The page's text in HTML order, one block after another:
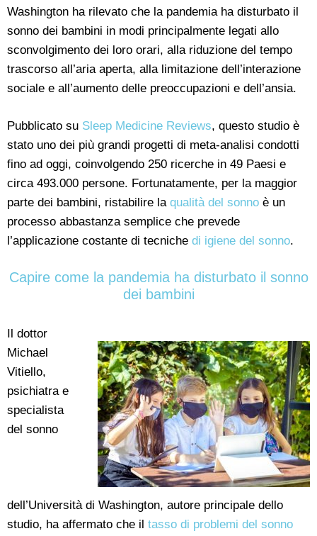
Washington ha rilevato che la pandemia ha disturbato il
sonno dei bambini in modi principalmente legati allo
sconvolgimento dei loro orari, alla riduzione del tempo
trascorso all’aria aperta, alla limitazione dell’interazione
sociale e all’aumento delle preoccupazioni e dell’ansia.
Pubblicato su Sleep Medicine Reviews, questo studio è
stato uno dei più grandi progetti di meta-analisi condotti
fino ad oggi, coinvolgendo 250 ricerche in 49 Paesi e
circa 493.000 persone. Fortunatamente, per la maggior
parte dei bambini, ristabilire la qualità del sonno è un
processo abbastanza semplice che prevede
l’applicazione costante di tecniche di igiene del sonno.
Capire come la pandemia ha disturbato il sonno
dei bambini
Il dottor
Michael
Vitiello,
psichiatra e
specialista
del sonno
dell’Università di Washington, autore principale dello
studio, ha affermato che il tasso di problemi del sonno